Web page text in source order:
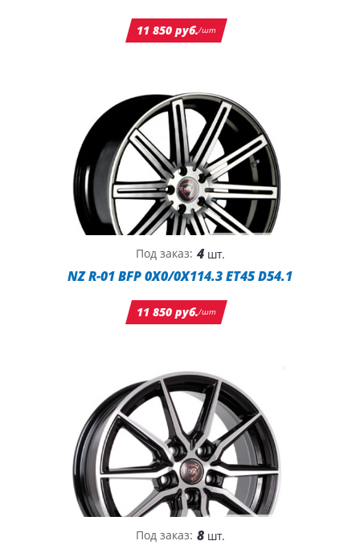
11 850 руб./шт
Под заказ: 4шт.
NZ R-01 BFP 0X0/0X114.3 ET45 D54.1
11 850 руб./шт
Под заказ: 8шт.